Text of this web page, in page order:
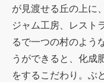
が見渡せる丘の上に
ジャム工房、レスト
るで一つの村のよう
うができると、化成
をするこだわり。ぶ